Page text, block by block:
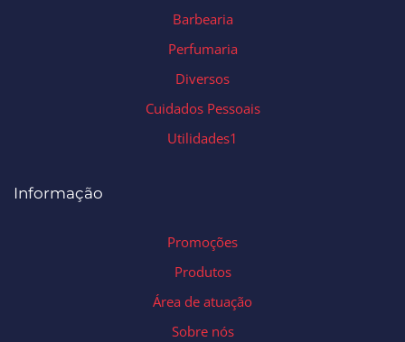
Barbearia
Perfumaria
Diversos
Cuidados Pessoais
Utilidades1
Informação
Promoções
Produtos
Área de atuação
Sobre nós